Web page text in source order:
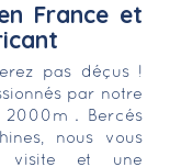
France et
pas déçus !
par notre
Bercés
nous vous
visite et une